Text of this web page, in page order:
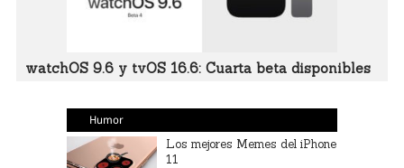
watchOS 9.6 y tvOS 16.6: Cuarta beta disponibles
Humor
Los mejores Memes del iPhone
11